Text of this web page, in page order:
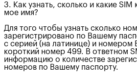
3. Как узнать, сколько и какие
мое имя?
Для того чтобы узнать сколько
зарегистрировано по Вашему
с серией (на латинице) и номером
короткий номер 499. В ответном
информацию о количестве
номеров по Вашему паспорту.